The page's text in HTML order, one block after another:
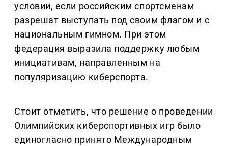
условии, если российским спортсменам
разрешат выступать под своим флагом и с
национальным гимном. При этом
федерация выразила поддержку любым
инициативам, направленным на
популяризацию киберспорта.
Стоит отметить, что решение о проведении
Олимпийских киберспортивных игр было
единогласно принято Международным